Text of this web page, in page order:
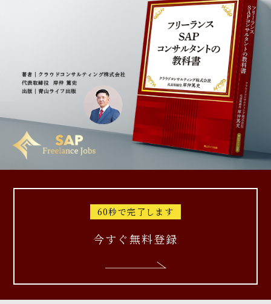
60秒で完了します
今すぐ無料登録